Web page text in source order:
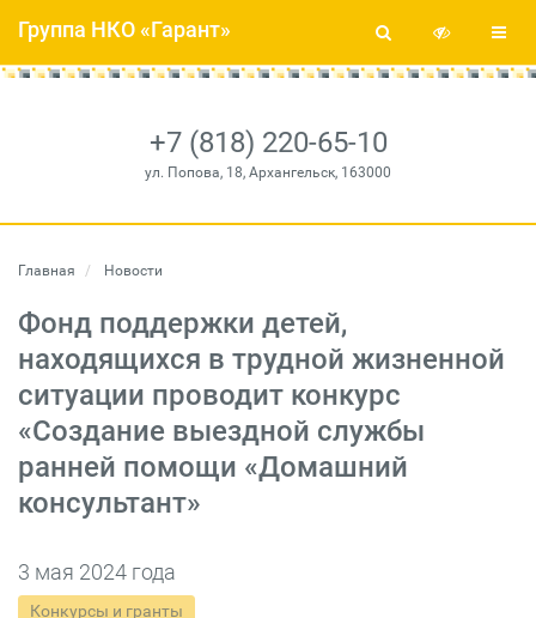
+7 (818) 220-65-10
ул. Попова, 18, Архангельск, 163000
Группа НКО «Гарант»
Главная Новости
Фонд поддержки детей,
находящихся в трудной жизненной
ситуации проводит конкурс
«Создание выездной службы
ранней помощи «Домашний
консультант»
3 мая 2024 года
Конкурсы и гранты